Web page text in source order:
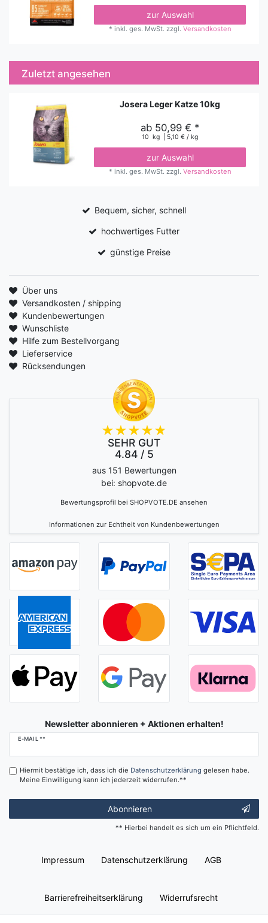
zur Auswahl
* inkl. ges. MwSt. zzgl. Versandkosten
Zuletzt angesehen
Josera Leger Katze 10kg
ab 50,99 € *
10 kg | 5,10 € / kg
zur Auswahl
* inkl. ges. MwSt. zzgl. Versandkosten
Bequem, sicher, schnell
hochwertiges Futter
günstige Preise
Über uns
Versandkosten / shipping
Kundenbewertungen
Wunschliste
Hilfe zum Bestellvorgang
Lieferservice
Rücksendungen
SEHR GUT
4.84 / 5
aus 151 Bewertungen
bei: shopvote.de
Bewertungsprofil bei SHOPVOTE.DE ansehen
Informationen zur Echtheit von Kundenbewertungen
Newsletter abonnieren + Aktionen erhalten!
E-MAIL **
Newsletter
Hiermit bestätige ich, dass ich die Daten­schutz­erklärung gelesen habe.
Meine Einwilligung kann ich jederzeit widerrufen.**
Abonnieren
** Hierbei handelt es sich um ein Pflichtfeld.
Impressum Daten­schutz­erklärung AGB
Barrierefreiheitserklärung Widerrufs­recht